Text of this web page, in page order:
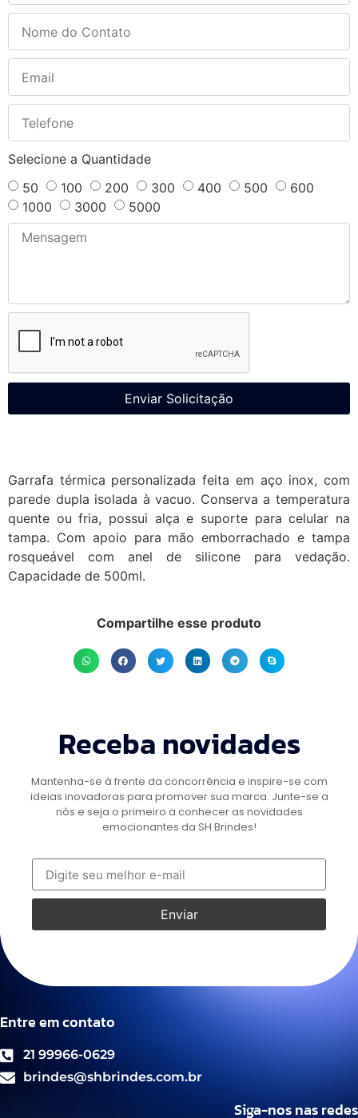
Selecione a Quantidade
50
100 200 300 400 500
600
1000
3000 5000
Enviar Solicitação
Garrafa térmica personalizada feita em aço inox, com
parede dupla isolada à vacuo. Conserva a temperatura
quente ou fria, possui alça e suporte para celular na
tampa. Com apoio para mão emborrachado e tampa
rosqueável com anel de silicone para vedação.
Capacidade de 500ml.
Compartilhe esse produto
Receba novidades
Mantenha-se à frente da concorrência e inspire-se com
ideias inovadoras para promover sua marca. Junte-se a
nós e seja o primeiro a conhecer as novidades
emocionantes da SH Brindes!
Enviar
Entre em contato
21 99966-0629
brindes@shbrindes.com.br
Siga-nos nas redes